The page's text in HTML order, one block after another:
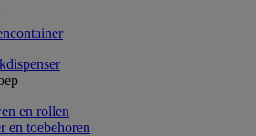
en rollen
en toebehoren